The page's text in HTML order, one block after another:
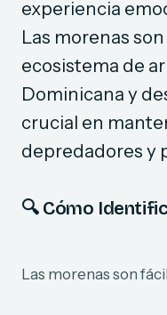
experiencia
Las morenas
ecosistema de
Dominicana y
crucial en
depredadores y
🔍 Cómo
Las morenas son